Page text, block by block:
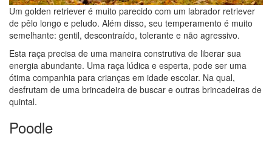
Um golden retriever é muito parecido com um labrador retriever
de pêlo longo e peludo. Além disso, seu temperamento é muito
semelhante: gentil, descontraído, tolerante e não agressivo.
Esta raça precisa de uma maneira construtiva de liberar sua
energia abundante. Uma raça lúdica e esperta, pode ser uma
ótima companhia para crianças em idade escolar. Na qual,
desfrutam de uma brincadeira de buscar e outras brincadeiras de
quintal.
Poodle